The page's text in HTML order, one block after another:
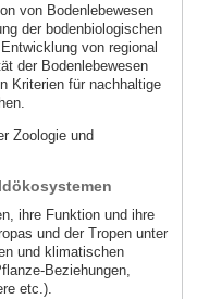
von Bodenlebewesen
der bodenbiologischen
von regional
der Bodenlebewesen
Kriterien für nachhaltige
Zoologie und
ihre Funktion und ihre
und der Tropen unter
und klimatischen
Beziehungen,
etc.).